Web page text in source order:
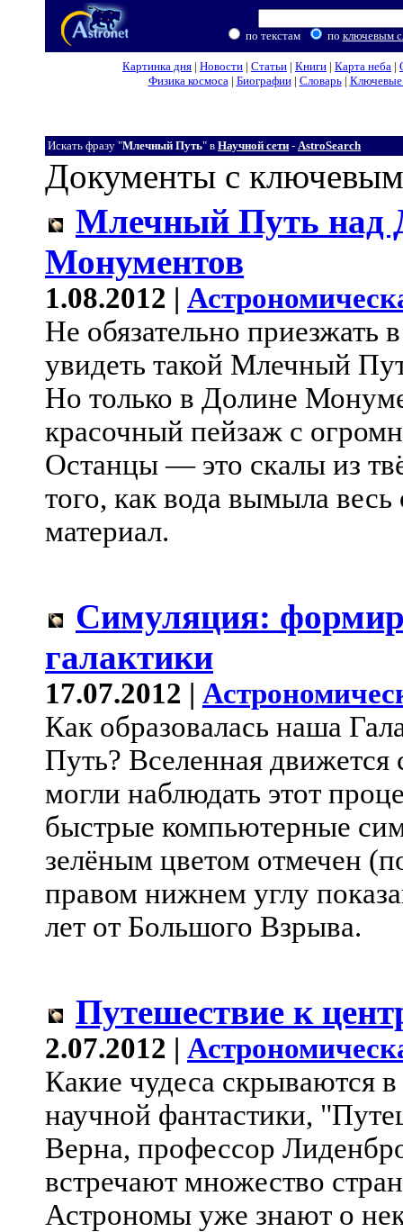
по текстам по ключевым
Картинка дня | Новости | Статьи | Книги | Карта неба |
Физика космоса| Биографии| Словарь| Ключевые
Искать фразу "Млечный Путь" в Научной сети - AstroSearch
Документы с
Млечный Путь над
Монументов
1.08.2012 |
Не обязательно
увидеть такой Млечный
Но только в Долине
красочный пейзаж с
Останцы — это скалы из
того, как вода вымыла
материал.
Симуляция:
галактики
17.07.2012 |
Как образовалась наша
Путь? Вселенная
могли наблюдать этот
быстрые компьютерные
зелёным цветом отмечен
правом нижнем углу
лет от Большого Взрыва.
Путешествие к
2.07.2012 |
Какие чудеса скрываются
научной фантастики,
Верна, профессор
встречают множество
Астрономы уже знают о